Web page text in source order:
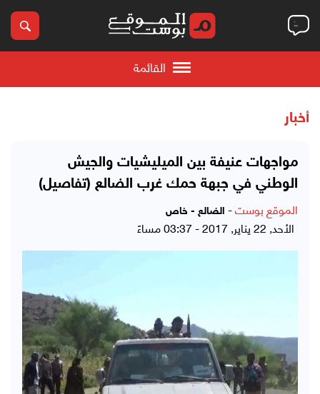
القائمة
أخبار
مواجهات عنيفة بين الميليشيات والجيش
الوطني في جبهة حمك غرب الضالع (تفاصيل)
الموقع بوست- الضالع - خاص
الأحد, 22 يناير, 2017 - 03:37 مساءً